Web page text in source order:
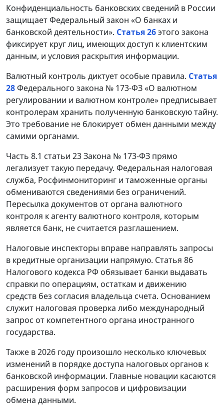
Конфиденциальность банковских сведений в России
защищает Федеральный закон «О банках и
банковской деятельности». Статья 26этого закона
фиксирует круг лиц, имеющих доступ к клиентским
данным, и условия раскрытия информации.
Валютный контроль диктует особые правила. Статья
28Федерального закона № 173-ФЗ «О валютном
регулировании и валютном контроле» предписывает
контролерам хранить полученную банковскую тайну.
Это требование не блокирует обмен данными между
самими органами.
Часть 8.1 статьи 23 Закона № 173-ФЗ прямо
легализует такую передачу. Федеральная налоговая
служба, Росфинмониторинг и таможенные органы
обмениваются сведениями без ограничений.
Пересылка документов от органа валютного
контроля к агенту валютного контроля, которым
является банк, не считается разглашением.
Налоговые инспекторы вправе направлять запросы
в кредитные организации напрямую. Статья 86
Налогового кодекса РФ обязывает банки выдавать
справки по операциям, остаткам и движению
средств без согласия владельца счета. Основанием
служит налоговая проверка либо международный
запрос от компетентного органа иностранного
государства.
Также в 2026 году произошло несколько ключевых
изменений в порядке доступа налоговых органов к
банковской информации. Главные новации касаются
расширения форм запросов и цифровизации
обмена данными.